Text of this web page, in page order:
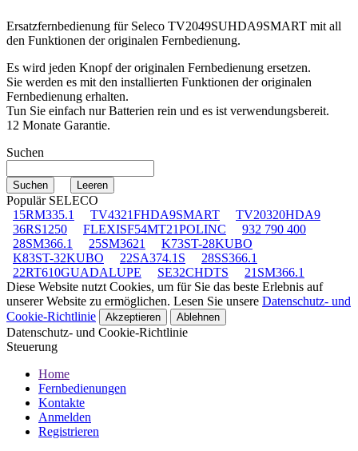
Ersatzfernbedienung fürSeleco TV2049SUHDA9SMART mit all
den Funktionen der originalen Fernbedienung.
Es wird jeden Knopf der originalen Fernbedienung ersetzen.
Sie werden es mit den installierten Funktionen der originalen
Fernbedienung erhalten.
Tun Sie einfach nur Batterien rein und es ist verwendungsbereit.
12 Monate Garantie.
Suchen
Populär SELECO
15RM335.1
TV4321FHDA9SMART
TV20320HDA9
36RS1250
FLEXISF54MT21POLINC
932 790 400
28SM366.1
25SM3621
K73ST-28KUBO
K83ST-32KUBO
22SA374.1S
28SS366.1
22RT610GUADALUPE
SE32CHDTS
21SM366.1
Diese Website nutzt Cookies, um für Sie das beste Erlebnis auf
unserer Website zu ermöglichen. Lesen Sie unsere Datenschutz- und
Cookie-Richtlinie
Akzeptieren Ablehnen
Datenschutz- und Cookie-Richtlinie
Steuerung
Home
Fernbedienungen
Kontakte
Anmelden
Registrieren